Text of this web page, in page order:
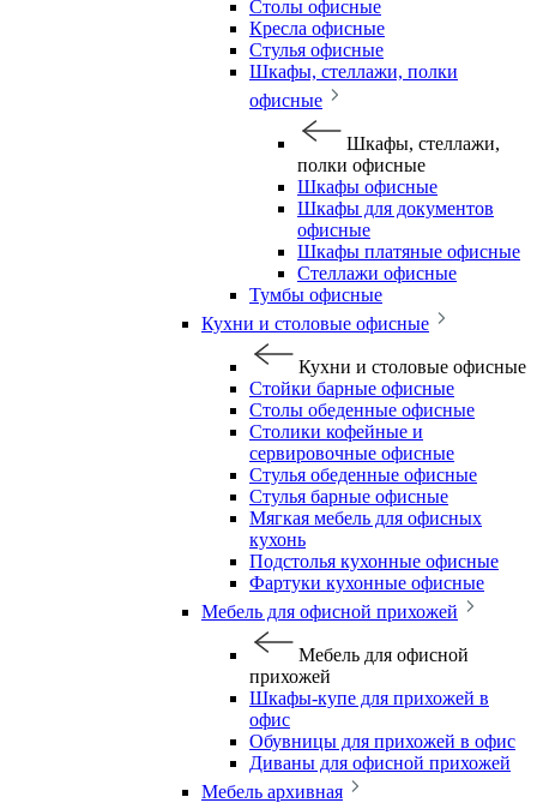
Столы офисные
Кресла офисные
Стулья офисные
Шкафы, стеллажи, полки
офисные
Шкафы, стеллажи,
полки офисные
Шкафы офисные
Шкафы для документов
офисные
Шкафы платяные офисные
Стеллажи офисные
Тумбы офисные
Кухни и столовые офисные
Кухни и столовые офисные
Стойки барные офисные
Столы обеденные офисные
Столики кофейные и
сервировочные офисные
Стулья обеденные офисные
Стулья барные офисные
Мягкая мебель для офисных
кухонь
Подстолья кухонные офисные
Фартуки кухонные офисные
Мебель для офисной прихожей
Мебель для офисной
прихожей
Шкафы-купе для прихожей в
офис
Обувницы для прихожей в офис
Диваны для офисной прихожей
Мебель архивная